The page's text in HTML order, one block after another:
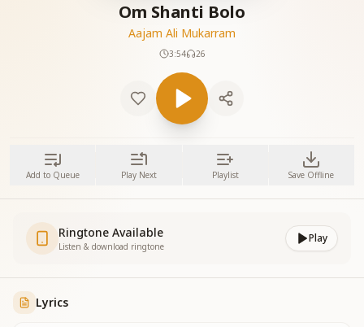
Om Shanti Bolo
Aajam Ali Mukarram
3:54 26
Add to Queue Play Next Playlist Save Offline
Ringtone Available
Listen & download ringtone
Play
Lyrics